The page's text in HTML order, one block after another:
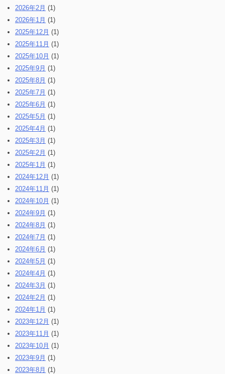
2026年2月 (1)
2026年1月 (1)
2025年12月 (1)
2025年11月 (1)
2025年10月 (1)
2025年9月 (1)
2025年8月 (1)
2025年7月 (1)
2025年6月 (1)
2025年5月 (1)
2025年4月 (1)
2025年3月 (1)
2025年2月 (1)
2025年1月 (1)
2024年12月 (1)
2024年11月 (1)
2024年10月 (1)
2024年9月 (1)
2024年8月 (1)
2024年7月 (1)
2024年6月 (1)
2024年5月 (1)
2024年4月 (1)
2024年3月 (1)
2024年2月 (1)
2024年1月 (1)
2023年12月 (1)
2023年11月 (1)
2023年10月 (1)
2023年9月 (1)
2023年8月 (1)